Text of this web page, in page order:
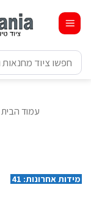
content
חיפוש
עבור:
עמוד הבית
מידות אחרונות: 41